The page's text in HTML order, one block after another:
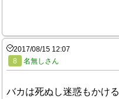
2017/08/15 12:07
8
名無しさん
バカは死ぬし迷惑もかける